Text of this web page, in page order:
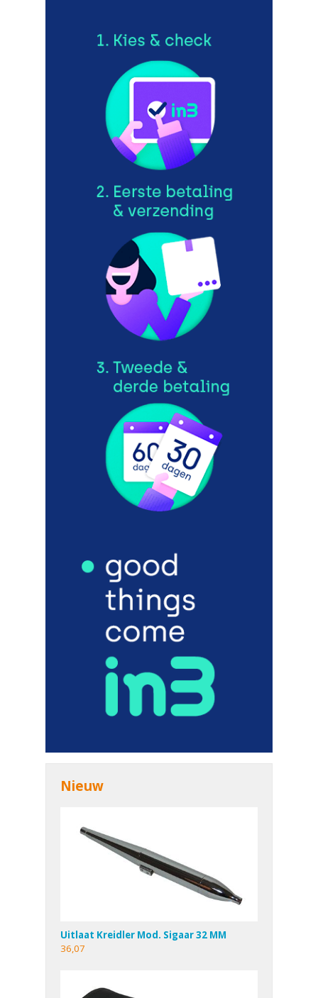
Nieuw
Uitlaat Kreidler Mod. Sigaar 32 MM
36,07